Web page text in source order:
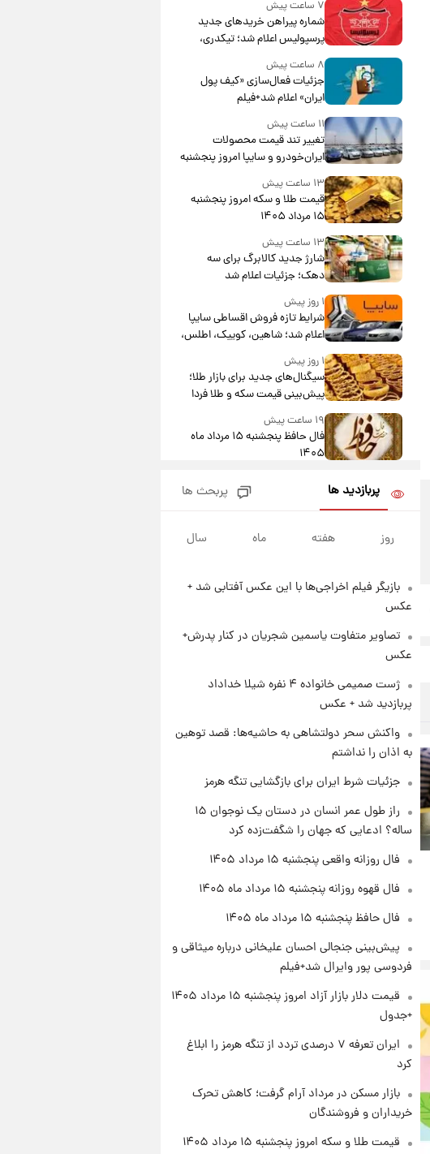
۷ ساعت پیش
شماره پیراهن خریدهای جدید
پرسپولیس اعلام شد؛ تیکدری،
۸ ساعت پیش
جزئیات فعال‌سازی «کیف پول
ایران» اعلام شد+فیلم
۱۱ ساعت پیش
تغییر تند قیمت محصولات
ایران‌خودرو و سایپا امروز پنجشنبه
۱۵ مرداد ۱۴۰۵ +جدول
۱۳ ساعت پیش
قیمت طلا و سکه امروز پنجشنبه
۱۵ مرداد ۱۴۰۵
۱۳ ساعت پیش
شارژ جدید کالابرگ برای سه
دهک؛ جزئیات اعلام شد
۱ روز پیش
شرایط تازه فروش اقساطی سایپا
اعلام شد؛ شاهین، کوییک، اطلس،
سهند و ساینا با اقساط بلندمدت +
جدول۱ روز پیش
سیگنال‌های جدید برای بازار طلا؛
پیش‌بینی قیمت سکه و طلا فردا
۱۹ ساعت پیش
فال حافظ پنجشنبه ۱۵ مرداد ماه
۱۴۰۵
فال قهوه روزانه پنجشنبه ۱۵ مرداد
ماه ۱۴۰۵
۲۱ ساعت پیش
چهارشنبه ۱۴ مرداد + جدول
تولید سایپا؛ نام خودرو، مبلغ پیش
پرداخت و زمان تحویل | سود
مشارکت چند درصد است؟
پربازدید ها پربحث ها
روز هفته ماه سال
بازیگر فیلم اخراجی‌ها با این عکس آفتابی شد +
عکس
تصاویر متفاوت یاسمین شجریان در کنار پدرش+
عکس
ژست صمیمی خانواده ۴ نفره شیلا خداداد
پربازدید شد + عکس
واکنش سحر دولتشاهی به حاشیه‌ها: قصد توهین
به اذان را نداشتم
جزئیات شرط ایران برای بازگشایی تنگه هرمز
راز طول عمر انسان در دستان یک نوجوان ۱۵
ساله؟ ادعایی که جهان را شگفت‌زده کرد
فال روزانه واقعی پنجشنبه ۱۵ مرداد ۱۴۰۵
فال قهوه روزانه پنجشنبه ۱۵ مرداد ماه ۱۴۰۵
فال حافظ پنجشنبه ۱۵ مرداد ماه ۱۴۰۵
پیش‌بینی جنجالی احسان علیخانی درباره میثاقی و
فردوسی پور وایرال شد+فیلم
قیمت دلار بازار آزاد امروز پنجشنبه ۱۵ مرداد ۱۴۰۵
+جدول
ایران تعرفه ۷ درصدی تردد از تنگه هرمز را ابلاغ
کرد
بازار مسکن در مرداد آرام گرفت؛ کاهش تحرک
خریداران و فروشندگان
قیمت طلا و سکه امروز پنجشنبه ۱۵ مرداد ۱۴۰۵